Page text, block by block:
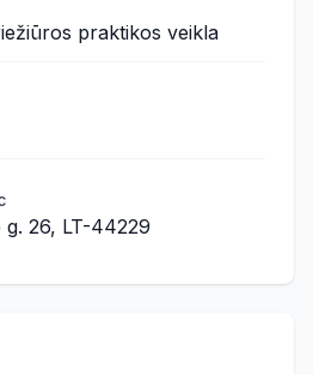
praktikos veikla
26, LT-44229